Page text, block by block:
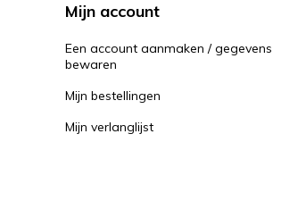
Mijn account
Een account aanmaken / gegevens
bewaren
Mijn bestellingen
Mijn verlanglijst